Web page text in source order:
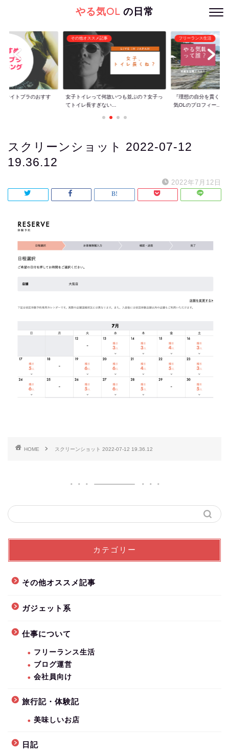
やる気OLの日常
ナイトブラのおすす
その他オススメ記事
女子トイレって何故いつも並ぶの？女子っ
てトイレ長すぎない...
フリーランス生活
『理想の自分を貫くた
気OLのプロフィー...
スクリーンショット 2022-07-12
19.36.12
2022年7月12日
HOME スクリーンショット 2022-07-12 19.36.12
カテゴリー
その他オススメ記事
ガジェット系
仕事について
フリーランス生活
ブログ運営
会社員向け
旅行記・体験記
美味しいお店
日記